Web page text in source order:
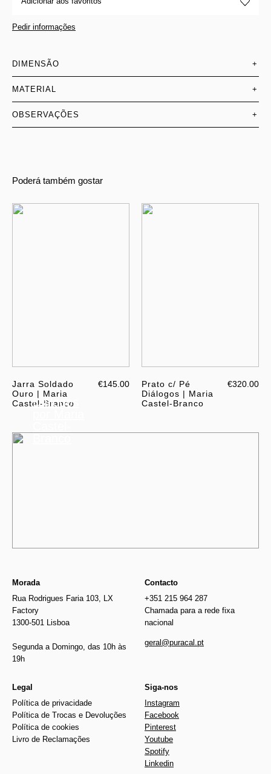
Pedir informações
DIMENSÃO +
MATERIAL +
OBSERVAÇÕES +
Poderá também gostar
Jarra Soldado
Ouro | Maria
Castel-Branco
€145.00
Prato c/ Pé
Diálogos | Maria
Castel-Branco
€320.00
Diálogos
Morada
Rua Rodrigues Faria 103, LX
Factory
1300-501 Lisboa
Segunda a Domingo, das 10h às
19h
Contacto
+351 215 964 287
Chamada para a rede fixa
nacional
geral@puracal.pt
Legal
Política de privacidade
Política de Trocas e Devoluções
Política de cookies
Livro de Reclamações
Siga-nos
Instagram
Facebook
Pinterest
Youtube
Spotify
Linkedin